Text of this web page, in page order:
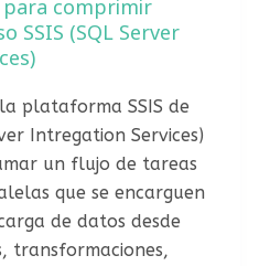
comprimir
SSIS (SQL Server
plataforma SSIS de
Intregation Services)
un flujo de tareas
que se encarguen
de datos desde
transformaciones,